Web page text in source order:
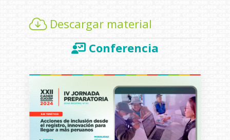
Descargar material
Conferencia